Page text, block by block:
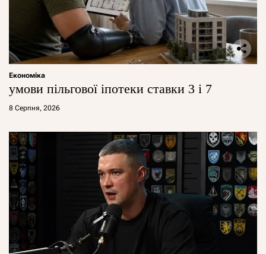
Економіка
умови пільгової іпотеки ставки 3 і 7
8 Серпня, 2026